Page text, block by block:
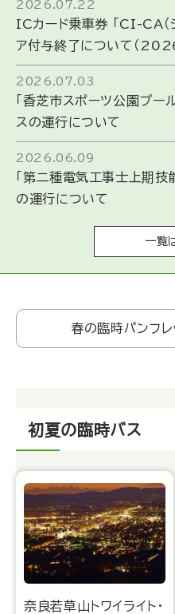
2026.07.22
ICカード乗車券 「CI-CA（
ア付与終了について（
2026.07.03
「香芝市スポーツ公園プー
スの運行について
2026.06.09
「第二種電気工事士上期技
の運行について
一覧
春の臨時パンフレ
初夏の臨時バス
奈良若草山トワイライト・